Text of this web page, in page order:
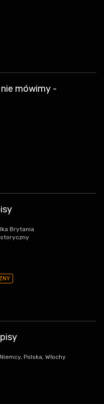
mówimy -
Brytania
Polska, Włochy